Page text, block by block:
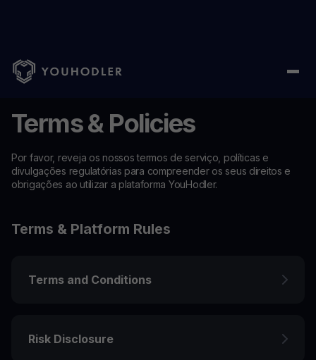
Terms & Policies
Por favor, reveja os nossos termos de serviço, políticas e
divulgações regulatórias para compreender os seus direitos e
obrigações ao utilizar a plataforma YouHodler.
Terms & Platform Rules
Terms and Conditions
Risk Disclosure